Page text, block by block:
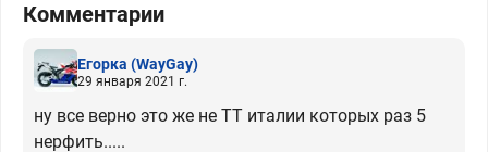
Комментарии
Егорка (WayGay)
29 января 2021 г.
ну все верно это же не ТТ италии которых раз 5
нерфить.....